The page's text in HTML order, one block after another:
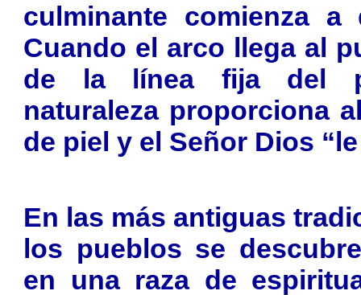
culminante comienza
Cuando el arco llega al
de la línea fija del
naturaleza proporciona
de piel y el Señor Dios
En las más antiguas
los pueblos se
en una raza de